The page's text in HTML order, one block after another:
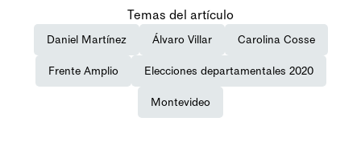
Temas del artículo
Daniel Martínez Álvaro Villar Carolina Cosse
Frente Amplio Elecciones departamentales 2020
Montevideo